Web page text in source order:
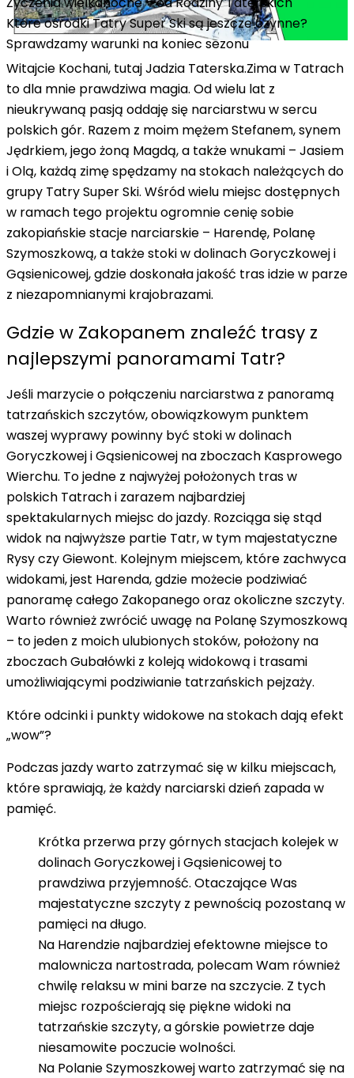
Które ośrodki Tatry Super Ski są jeszcze czynne?
Sprawdzamy warunki na koniec sezonu
Witajcie Kochani, tutaj Jadzia Taterska.Zima w Tatrach
to dla mnie prawdziwa magia. Od wielu lat z
nieukrywaną pasją oddaję się narciarstwu w sercu
polskich gór. Razem z moim mężem Stefanem, synem
Jędrkiem, jego żoną Magdą, a także wnukami – Jasiem
i Olą, każdą zimę spędzamy na stokach należących do
grupy Tatry Super Ski. Wśród wielu miejsc dostępnych
w ramach tego projektu ogromnie cenię sobie
zakopiańskie stacje narciarskie – Harendę, Polanę
Szymoszkową, a także stoki w dolinach Goryczkowej i
Gąsienicowej, gdzie doskonała jakość tras idzie w parze
z niezapomnianymi krajobrazami.
Gdzie w Zakopanem znaleźć trasy z
najlepszymi panoramami Tatr?
Jeśli marzycie o połączeniu narciarstwa z panoramą
tatrzańskich szczytów, obowiązkowym punktem
waszej wyprawy powinny być stoki w dolinach
Goryczkowej i Gąsienicowej na zboczach Kasprowego
Wierchu. To jedne z najwyżej położonych tras w
polskich Tatrach i zarazem najbardziej
spektakularnych miejsc do jazdy. Rozciąga się stąd
widok na najwyższe partie Tatr, w tym majestatyczne
Rysy czy Giewont. Kolejnym miejscem, które zachwyca
widokami, jest Harenda, gdzie możecie podziwiać
panoramę całego Zakopanego oraz okoliczne szczyty.
Warto również zwrócić uwagę na Polanę Szymoszkową
– to jeden z moich ulubionych stoków, położony na
zboczach Gubałówki z koleją widokową i trasami
umożliwiającymi podziwianie tatrzańskich pejzaży.
Które odcinki i punkty widokowe na stokach dają efekt
„wow”?
Podczas jazdy warto zatrzymać się w kilku miejscach,
które sprawiają, że każdy narciarski dzień zapada w
pamięć.
Krótka przerwa przy górnych stacjach kolejek w
dolinach Goryczkowej i Gąsienicowej to
prawdziwa przyjemność. Otaczające Was
majestatyczne szczyty z pewnością pozostaną w
pamięci na długo.
Na Harendzie najbardziej efektowne miejsce to
malownicza nartostrada, polecam Wam również
chwilę relaksu w mini barze na szczycie. Z tych
miejsc rozpościerają się piękne widoki na
tatrzańskie szczyty, a górskie powietrze daje
niesamowite poczucie wolności.
Na Polanie Szymoszkowej warto zatrzymać się na